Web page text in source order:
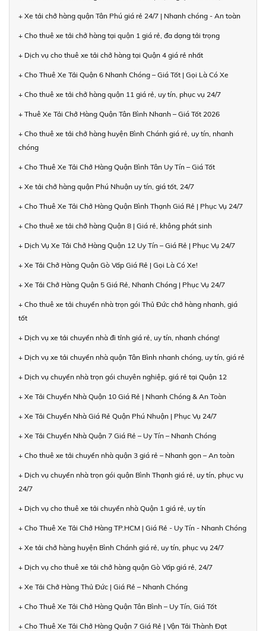
+ Xe tải chở hàng quận Tân Phú giá rẻ 24/7 | Nhanh chóng - An toàn
+ Cho thuê xe tải chở hàng tại quận 1 giá rẻ, đa dạng tải trọng
+ Dịch vụ cho thuê xe tải chở hàng tại Quận 4 giá rẻ nhất
+ Cho Thuê Xe Tải Quận 6 Nhanh Chóng – Giá Tốt | Gọi Là Có Xe
+ Cho thuê xe tải chở hàng quận 11 giá rẻ, uy tín, phục vụ 24/7
+ Thuê Xe Tải Chở Hàng Quận Tân Bình Nhanh – Giá Tốt 2026
+ Cho thuê xe tải chở hàng huyện Bình Chánh giá rẻ, uy tín, nhanh
chóng
+ Cho Thuê Xe Tải Chở Hàng Quận Bình Tân Uy Tín – Giá Tốt
+ Xe tải chở hàng quận Phú Nhuận uy tín, giá tốt, 24/7
+ Cho Thuê Xe Tải Chở Hàng Quận Bình Thạnh Giá Rẻ | Phục Vụ 24/7
+ Cho thuê xe tải chở hàng Quận 8 | Giá rẻ, không phát sinh
+ Dịch Vụ Xe Tải Chở Hàng Quận 12 Uy Tín – Giá Rẻ | Phục Vụ 24/7
+ Xe Tải Chở Hàng Quận Gò Vấp Giá Rẻ | Gọi Là Có Xe!
+ Xe Tải Chở Hàng Quận 5 Giá Rẻ, Nhanh Chóng | Phục Vụ 24/7
+ Cho thuê xe tải chuyển nhà trọn gói Thủ Đức chở hàng nhanh, giá
tốt
+ Dịch vụ xe tải chuyển nhà đi tỉnh giá rẻ, uy tín, nhanh chóng!
+ Dịch vụ xe tải chuyển nhà quận Tân Bình nhanh chóng, uy tín, giá rẻ
+ Dịch vụ chuyển nhà trọn gói chuyên nghiệp, giá rẻ tại Quận 12
+ Xe Tải Chuyển Nhà Quận 10 Giá Rẻ | Nhanh Chóng & An Toàn
+ Xe Tải Chuyển Nhà Giá Rẻ Quận Phú Nhuận | Phục Vụ 24/7
+ Xe Tải Chuyển Nhà Quận 7 Giá Rẻ – Uy Tín – Nhanh Chóng
+ Cho thuê xe tải chuyển nhà quận 3 giá rẻ – Nhanh gọn – An toàn
+ Dịch vụ chuyển nhà trọn gói quận Bình Thạnh giá rẻ, uy tín, phục vụ
24/7
+ Dịch vụ cho thuê xe tải chuyển nhà Quận 1 giá rẻ, uy tín
+ Cho Thuê Xe Tải Chở Hàng TP.HCM | Giá Rẻ - Uy Tín - Nhanh Chóng
+ Xe tải chở hàng huyện Bình Chánh giá rẻ, uy tín, phục vụ 24/7
+ Dịch vụ cho thuê xe tải chở hàng quận Gò Vấp giá rẻ, 24/7
+ Xe Tải Chở Hàng Thủ Đức | Giá Rẻ – Nhanh Chóng
+ Cho Thuê Xe Tải Chở Hàng Quận Tân Bình – Uy Tín, Giá Tốt
+ Cho Thuê Xe Tải Chở Hàng Quận 7 Giá Rẻ | Vận Tải Thành Đạt